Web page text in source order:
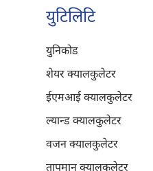
युटिलिटि
युनिकोड
शेयर क्यालकुलेटर
ईएमआई क्यालकुलेटर
ल्यान्ड क्यालकुलेटर
वजन क्यालकुलेटर